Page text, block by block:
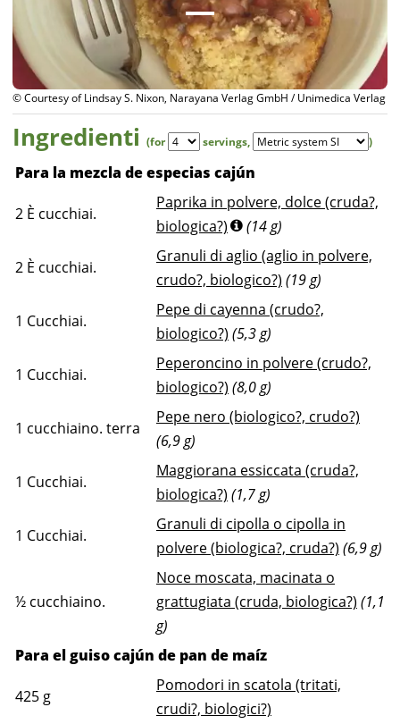
© Courtesy of Lindsay S. Nixon, Narayana Verlag GmbH / Unimedica Verlag
Ingredienti (for servings, )
Para la mezcla de especias cajún
2 È cucchiai.
Paprika in polvere, dolce (cruda?,
biologica?)
(14 g)
2 È cucchiai.
Granuli di aglio (aglio in polvere,
crudo?, biologico?) (19 g)
1 Cucchiai.
Pepe di cayenna (crudo?,
biologico?) (5,3 g)
1 Cucchiai.
Peperoncino in polvere (crudo?,
biologico?) (8,0 g)
1 cucchiaino. terra
Pepe nero (biologico?, crudo?)
(6,9 g)
1 Cucchiai.
Maggiorana essiccata (cruda?,
biologica?) (1,7 g)
1 Cucchiai.
Granuli di cipolla o cipolla in
polvere (biologica?, cruda?) (6,9 g)
½ cucchiaino.
Noce moscata, macinata o
grattugiata (cruda, biologica?) (1,1
g)
Para el guiso cajún de pan de maíz
425 g
Pomodori in scatola (tritati,
crudi?, biologici?)